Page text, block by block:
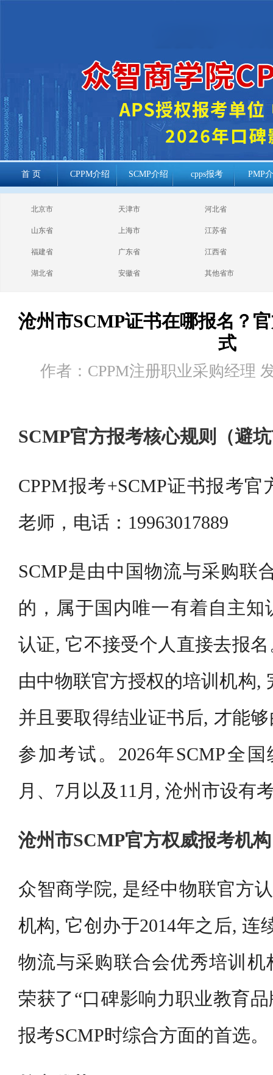
首 页 CPPM介绍 SCMP介绍 cpps报考 PMP
cppm报考常见
问题
北京市 天津市 河北省
山东省 上海市 江苏省
福建省 广东省 江西省
湖北省 安徽省 其他省市
沧州市SCMP证书在哪报名？
式
作者：CPPM注册职业采购经理
SCMP官方报考核心规则（避
CPPM报考+SCMP证书报考
老师，电话：19963017889
SCMP是由中国物流与采购联
的，属于国内唯一有着自主
认证, 它不接受个人直接去报
由中物联官方授权的培训机构,
并且要取得结业证书后, 才能
参加考试。2026年SCMP全
月、7月以及11月, 沧州市设有
沧州市SCMP官方权威报考机
众智商学院, 是经中物联官方
机构, 它创办于2014年之后, 连
物流与采购联合会优秀培训机
荣获了“口碑影响力职业教育
报考SCMP时综合方面的首选。